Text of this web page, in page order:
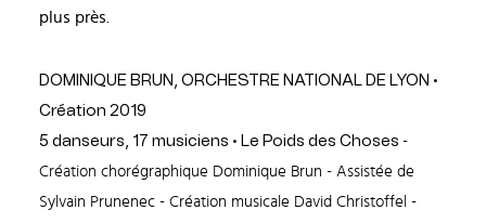
plus près.
DOMINIQUE BRUN, ORCHESTRE NATIONAL DE LYON •
Création 2019
5 danseurs, 17 musiciens • Le Poids des Choses -
Création chorégraphique Dominique Brun - Assistée de
Sylvain Prunenec - Création musicale David Christoffel -